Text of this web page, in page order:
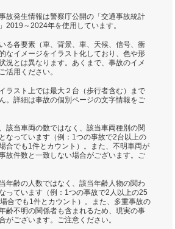
故発生情報は警察庁公開の「交通事故統計
2019～2024年を使用しています。
る各要素（車、背景、車、天候、信号、衝
なイメージをイラスト化しており、色や形
況とは異なります。あくまで、事故のイメ
活用ください。
ラスト上では最大２台（歩行者含む）まで
。詳細は事故の個別ページの文字情報をご
該当車両の数ではなく、該当車両種別の関
なっています（例：1つの事故で2台以上の
合でも1件とカウント）。また、不明車両が
故件数と一致しない場合がございます。ご
年齢の人数ではなく、該当年齢人物の関わ
っています（例：1つの事故で2人以上の25
合でも1件とカウント）。また、多重事故の
齢不明の関係者も含まれるため、現実の事
がございます。ご注意ください。